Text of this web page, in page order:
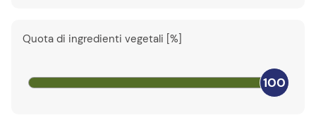
Quota di ingredienti vegetali [%]
100